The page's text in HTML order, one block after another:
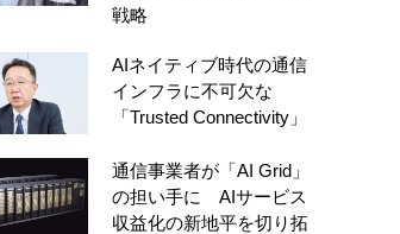
戦略
AIネイティブ時代の通信
インフラに不可欠な
「Trusted Connectivity」
通信事業者が「AI Grid」
の担い手に AIサービス
収益化の新地平を切り拓